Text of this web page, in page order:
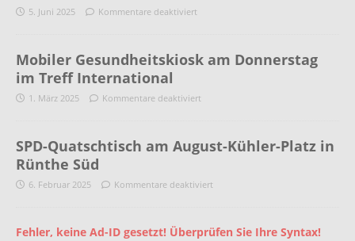
5. Juni 2025 Kommentare deaktiviert
Mobiler Gesundheitskiosk am Donnerstag
im Treff International
1. März 2025 Kommentare deaktiviert
SPD-Quatschtisch am August-Kühler-Platz in
Rünthe Süd
6. Februar 2025 Kommentare deaktiviert
Fehler, keine Ad-ID gesetzt! Überprüfen Sie Ihre Syntax!